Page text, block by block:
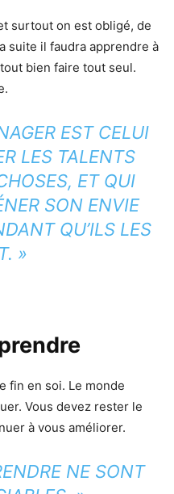
surtout on est obligé, de
suite il faudra apprendre à
bien faire tout seul.
EST CELUI
LES TALENTS
ET QUI
SON ENVIE
QU’ILS LES
»
fin en soi. Le monde
Vous devez rester le
à vous améliorer.
NE SONT